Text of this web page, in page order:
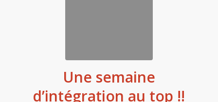
Une semaine
d’intégration au top !!